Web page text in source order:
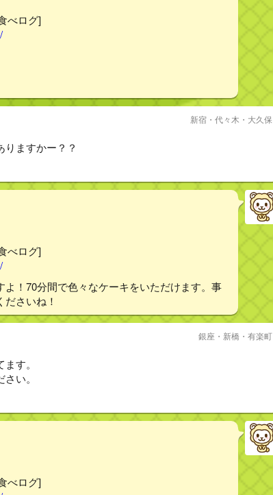
べログ]
新宿・代々木・大久保
ますかー？？
べログ]
！70分間で色々なケーキをいただけます。事
さいね！
銀座・新橋・有楽町
す。
い。
べログ]